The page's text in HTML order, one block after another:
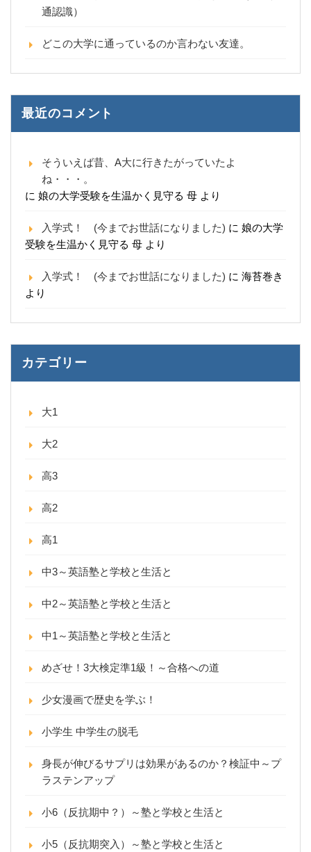
通認識）
どこの大学に通っているのか言わない友達。
最近のコメント
そういえば昔、A大に行きたがっていたよ
ね・・・。
に 娘の大学受験を生温かく見守る 母 より
入学式！ (今までお世話になりました) に 娘の大学
受験を生温かく見守る 母 より
入学式！ (今までお世話になりました) に 海苔巻き
より
カテゴリー
大1
大2
高3
高2
高1
中3～英語塾と学校と生活と
中2～英語塾と学校と生活と
中1～英語塾と学校と生活と
めざせ！3大検定準1級！～合格への道
少女漫画で歴史を学ぶ！
小学生 中学生の脱毛
身長が伸びるサプリは効果があるのか？検証中～プ
ラステンアップ
小6（反抗期中？）～塾と学校と生活と
小5（反抗期突入）～塾と学校と生活と